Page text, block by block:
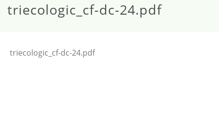
triecologic_cf-dc-24.pdf
triecologic_cf-dc-24.pdf